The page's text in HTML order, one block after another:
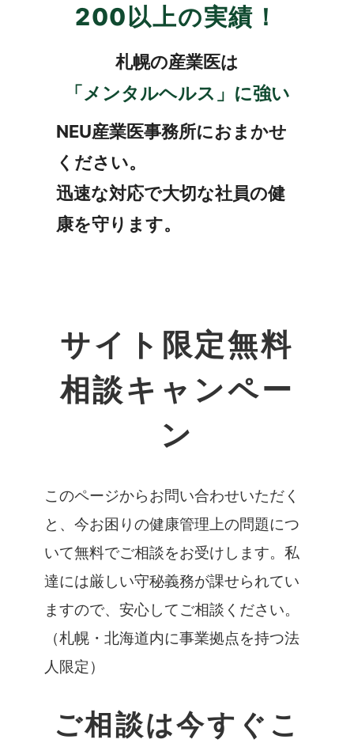
200以上の実績！
札幌の産業医は
「メンタルヘルス」に強い
NEU産業医事務所におまかせ
ください。
迅速な対応で大切な社員の健
康を守ります。
サイト限定無料
相談キャンペー
ン
このページからお問い合わせいただく
と、今お困りの健康管理上の問題につ
いて無料でご相談をお受けします。私
達には厳しい守秘義務が課せられてい
ますので、安心してご相談ください。
（札幌・北海道内に事業拠点を持つ法
人限定）
ご相談は今すぐこ